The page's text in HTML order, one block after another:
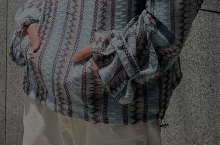
Outer
Fafatt
レディース商品カテゴリーから探す
Bottoms